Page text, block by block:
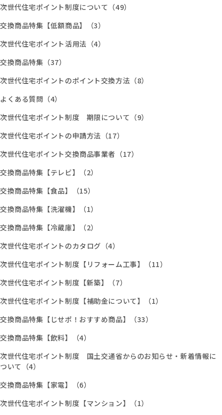
次世代住宅ポイント制度について（49）
交換商品特集【低額商品】（3）
次世代住宅ポイント活用法（4）
交換商品特集（37）
次世代住宅ポイントのポイント交換方法（8）
よくある質問（4）
次世代住宅ポイント制度 期限について（9）
次世代住宅ポイントの申請方法（17）
次世代住宅ポイント交換商品事業者（17）
交換商品特集【テレビ】（2）
交換商品特集【食品】（15）
交換商品特集【洗濯機】（1）
交換商品特集【冷蔵庫】（2）
次世代住宅ポイントのカタログ（4）
次世代住宅ポイント制度【リフォーム工事】（11）
次世代住宅ポイント制度【新築】（7）
次世代住宅ポイント制度【補助金について】（1）
交換商品特集【じせポ！おすすめ商品】（33）
交換商品特集【飲料】（4）
次世代住宅ポイント制度 国土交通省からのお知らせ・新着情報に
ついて（4）
交換商品特集【家電】（6）
次世代住宅ポイント制度【マンション】（1）